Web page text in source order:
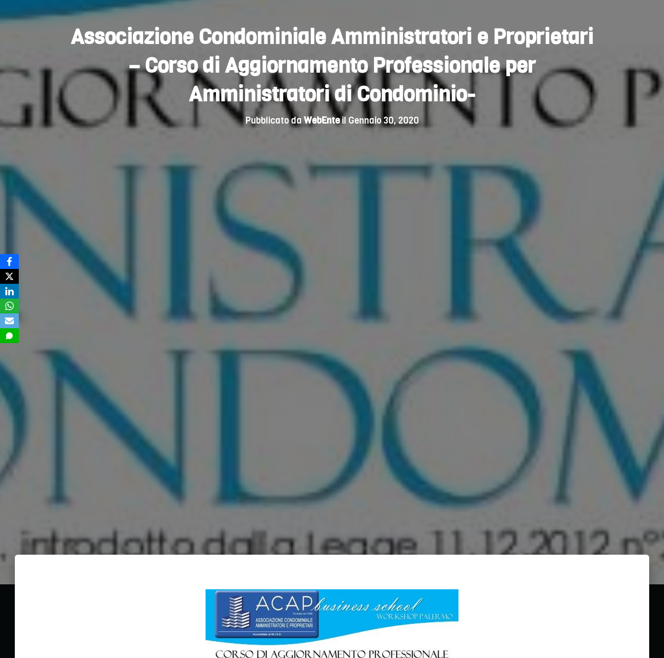
Associazione Condominiale Amministratori e Proprietari
– Corso di Aggiornamento Professionale per
Amministratori di Condominio-
Pubblicato daWebEnteil Gennaio 30, 2020